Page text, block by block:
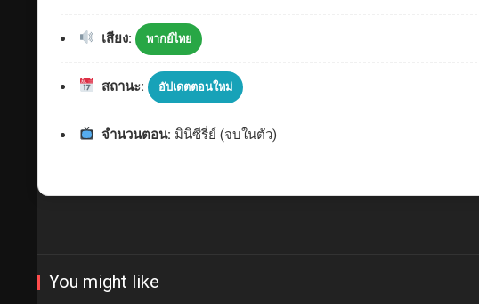
เสียง: พากย์ไทย
สถานะ: อัปเดตตอนใหม่
จำนวนตอน: มินิซีรี่ย์ (จบในตัว)
You might like